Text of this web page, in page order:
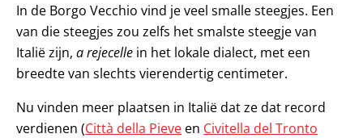
In de Borgo Vecchio vind je veel smalle steegjes. Een
van die steegjes zou zelfs het smalste steegje van
Italië zijn, a rejecelle in het lokale dialect, met een
breedte van slechts vierendertig centimeter.
Nu vinden meer plaatsen in Italië dat ze dat record
verdienen (Città della Pieve en Civitella del Tronto